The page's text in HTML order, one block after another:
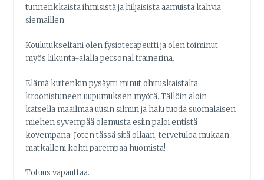
tunnerikkaista ihmisistä ja hiljaisista aamuista kahvia
siemaillen.
Koulutukseltani olen fysioterapeutti ja olen toiminut
myös liikunta-alalla personal trainerina.
Elämä kuitenkin pysäytti minut ohituskaistalta
kroonistuneen uupumuksen myötä. Tällöin aloin
katsella maailmaa uusin silmin ja halu tuoda suomalaisen
miehen syvempää olemusta esiin paloi entistä
kovempana. Joten tässä sitä ollaan, tervetuloa mukaan
matkalleni kohti parempaa huomista!
Totuus vapauttaa.